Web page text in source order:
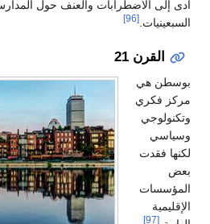
طوال منتصف